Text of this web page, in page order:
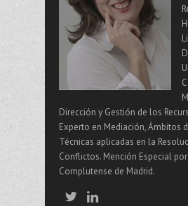
Dirección y Gestión de los
Experto en Mediación, Ámbitos
Técnicas aplicadas en la
Conflictos. Mención Especial
Complutense de Madrid.